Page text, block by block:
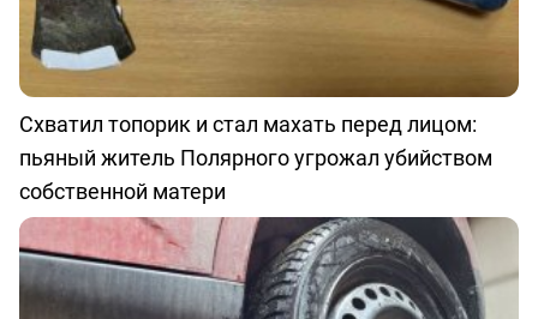
Схватил топорик и стал махать перед лицом:
пьяный житель Полярного угрожал убийством
собственной матери